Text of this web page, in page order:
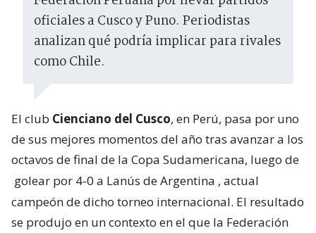
oficiales a Cusco y Puno. Periodistas
analizan qué podría implicar para rivales
como Chile.
El club Cienciano del Cusco, en Perú, pasa por uno
de sus mejores momentos del año tras avanzar a los
octavos de final de la Copa Sudamericana, luego de
golear por 4-0 a Lanús de Argentina , actual
campeón de dicho torneo internacional. El resultado
se produjo en un contexto en el que la Federación